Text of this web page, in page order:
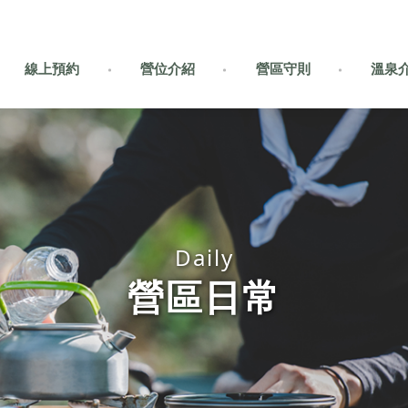
線上預約 營位介紹 營區守則 溫泉
營區日常